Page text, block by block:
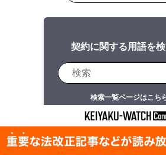
契約に関する用語を
検索一覧ページはこち